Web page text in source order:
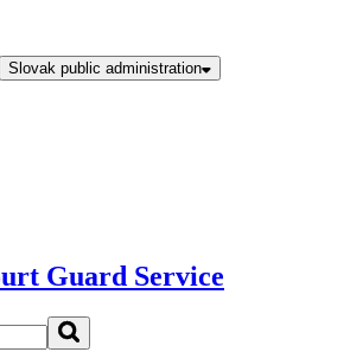
Slovak public administration
Guard Service